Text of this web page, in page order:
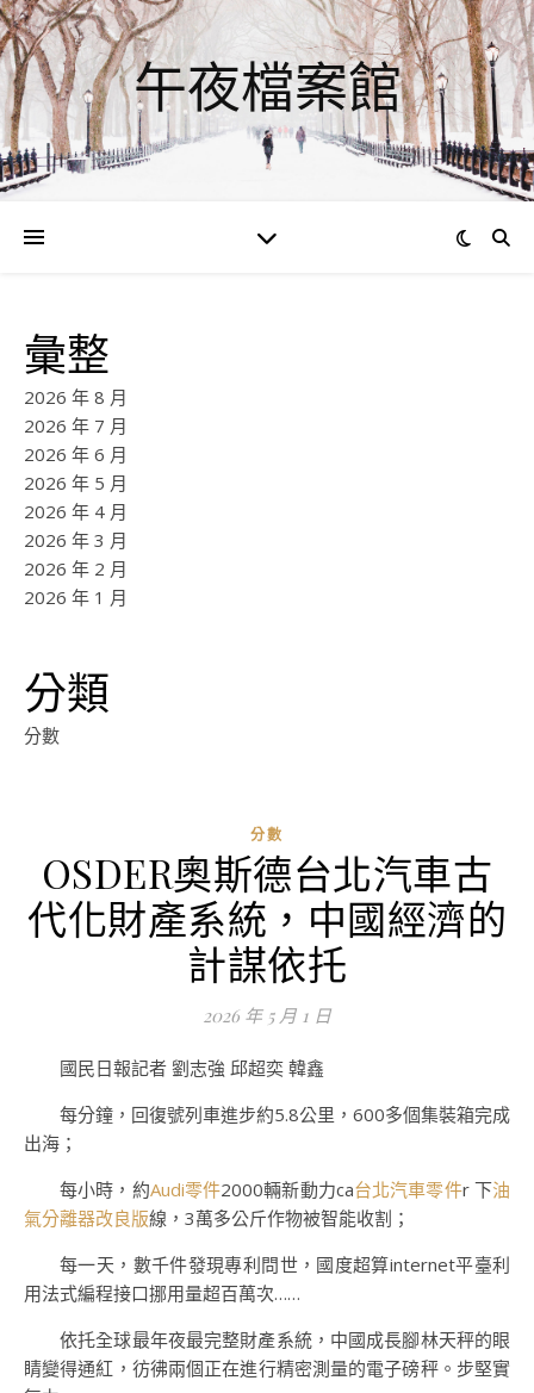
午夜檔案館
彙整
2026 年 8 月
2026 年 7 月
2026 年 6 月
2026 年 5 月
2026 年 4 月
2026 年 3 月
2026 年 2 月
2026 年 1 月
分類
分數
分數
OSDER奧斯德台北汽車古
代化財產系統，中國經濟的
計謀依托
2026 年 5 月 1 日
國民日報記者 劉志強 邱超奕 韓鑫
每分鐘，回復號列車進步約5.8公里，600多個集裝箱完成
出海；
每小時，約Audi零件2000輛新動力ca台北汽車零件r 下油
氣分離器改良版線，3萬多公斤作物被智能收割；
每一天，數千件發現專利問世，國度超算internet平臺利
用法式編程接口挪用量超百萬次……
依托全球最年夜最完整財產系統，中國成長腳林天秤的眼
睛變得通紅，彷彿兩個正在進行精密測量的電子磅秤。步堅實
0